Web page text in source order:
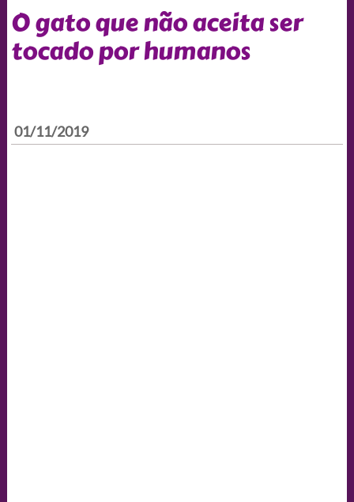
O gato que não aceita ser
tocado por humanos
01/11/2019